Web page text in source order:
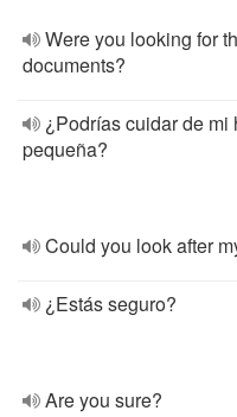
Were you looking for
documents?
¿Podrías cuidar de mi
pequeña?
Could you look after
¿Estás seguro?
Are you sure?